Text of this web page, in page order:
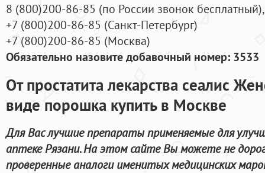
8 (800)200-86-85 (по России звонок бесплатный),
+7 (800)200-86-85 (Санкт-Петербург)
+7 (800)200-86-85 (Москва)
Обязательно назовите добавочный номер: 3533
От простатита лекарства сеалис
виде порошка купить в Москве
Для Вас лучшие препараты применяемые для
аптеке Рязани. На этом сайте Вы можете не
проверенные аналоги именитых медицинских